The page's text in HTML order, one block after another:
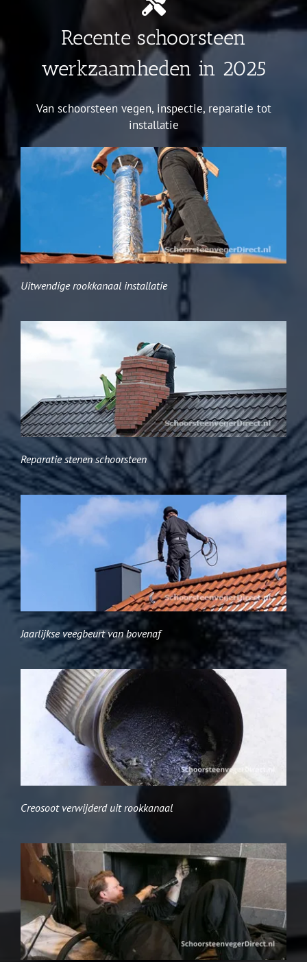
Recente schoorsteen
werkzaamheden in 2025
Van schoorsteen vegen, inspectie, reparatie tot
installatie
Uitwendige rookkanaal installatie
Reparatie stenen schoorsteen
Jaarlijkse veegbeurt van bovenaf
Creosoot verwijderd uit rookkanaal